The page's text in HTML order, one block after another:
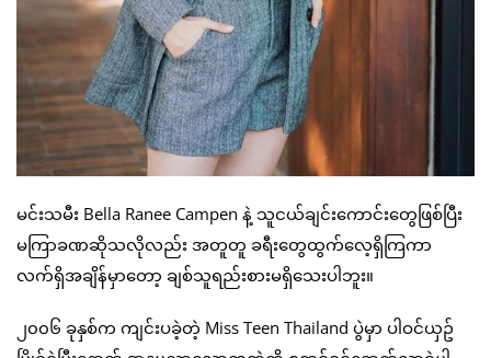
မင်းသမီး Bella Ranee Campen နဲ့ သူငယ်ချင်းကောင်းတွေဖြစ်ပြီး
မကြာခဏဆိုသလိုလည်း အတူတူ ခရီးတွေထွက်လေ့ရှိကြကာ
လက်ရှိအချိန်မှာတော့ ချစ်သူရည်းစားမရှိသေးပါဘူး။
၂၀၀၆ ခုနှစ်က ကျင်းပခဲ့တဲ့ Miss Teen Thailand ပွဲမှာ ပါဝင်ယှဥ်